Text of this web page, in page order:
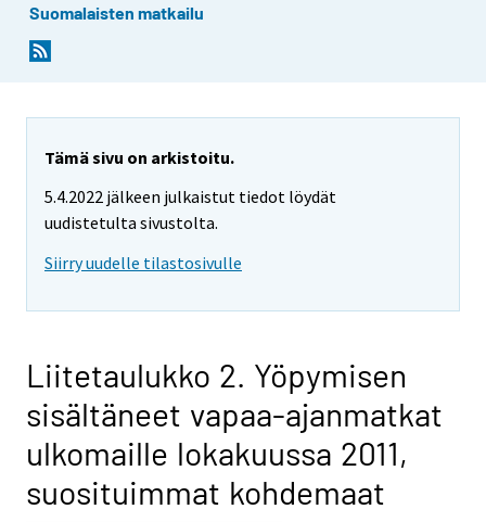
Suomalaisten matkailu
Tämä sivu on arkistoitu.
5.4.2022 jälkeen julkaistut tiedot löydät
uudistetulta sivustolta.
Siirry uudelle tilastosivulle
Liitetaulukko 2. Yöpymisen
sisältäneet vapaa-ajanmatkat
ulkomaille lokakuussa 2011,
suosituimmat kohdemaat